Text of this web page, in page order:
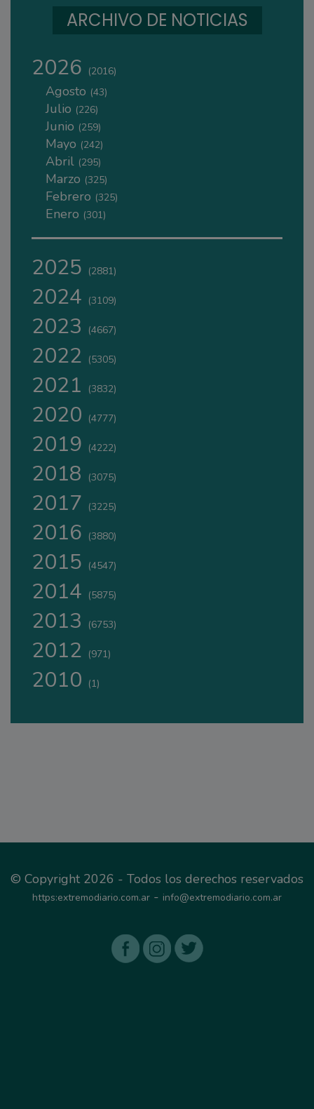
ARCHIVO DE NOTICIAS
2026 (2016)
Agosto (43)
Julio (226)
Junio (259)
Mayo (242)
Abril (295)
Marzo (325)
Febrero (325)
Enero (301)
2025 (2881)
2024 (3109)
2023 (4667)
2022 (5305)
2021 (3832)
2020 (4777)
2019 (4222)
2018 (3075)
2017 (3225)
2016 (3880)
2015 (4547)
2014 (5875)
2013 (6753)
2012 (971)
2010 (1)
© Copyright 2026 - Todos los derechos reservados
https:extremodiario.com.ar - info@extremodiario.com.ar